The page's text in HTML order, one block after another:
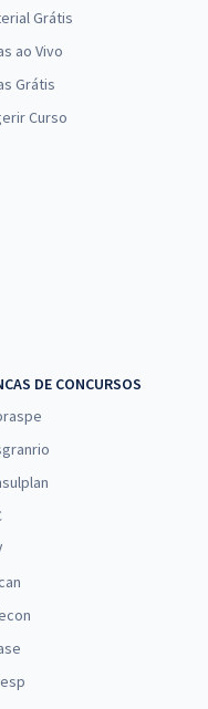
de Nível Superior (Pós-
do Tocantins -
(-20%)
do Tocantins -
(Pós-edital)
Grátis
ao Vivo
Grátis
Curso
DE CONCURSOS